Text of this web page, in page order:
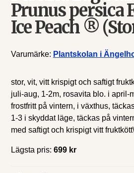
Prunus persica
Ice Peach ®
Varumärke: Plantskolan i
stor, vit, vitt krispigt och saftigt
juli-aug, 1-2m, rosavita blo. i april-
frostfritt på vintern, i växthus,
1-3 i skyddat läge, täckas på
med saftigt och krispigt vitt
Lägsta pris: 699 kr